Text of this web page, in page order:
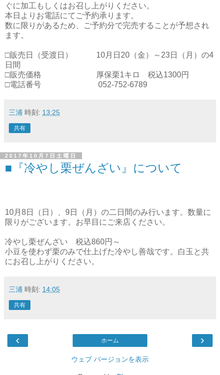
ぐに加工もしくはお召し上がりください。
本日よりお電話にてご予約承ります。
数に限りがあるため、ご予約分で完売することが予想され
ます。
□販売日（受渡日） 10月日20（金）～23日（月）の4
日間
□販売価格 厚保栗1キロ 税込1300円
□電話番号 052-752-6789
三浦 時刻: 13:25
共有
2017年10月7日土曜日
■『冷やし栗ぜんざい』について
10月8日（日）、9日（月）の二日間のみ行います。数量に
限りがございます。お早目にご来店ください。
冷やし栗ぜんざい 税込860円～
小豆を使わず栗のみで仕上げた冷やし善哉です。白玉と共
にお召し上がりください。
三浦 時刻: 14:05
共有
‹ ›
ホーム
ウェブ バージョンを表示